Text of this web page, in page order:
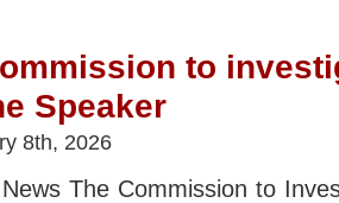
to
Speaker
8th, 2026
The Commission to